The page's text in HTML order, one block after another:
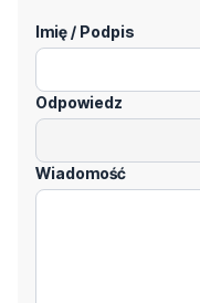
Imię / Podpis
Odpowiedz
Wiadomość